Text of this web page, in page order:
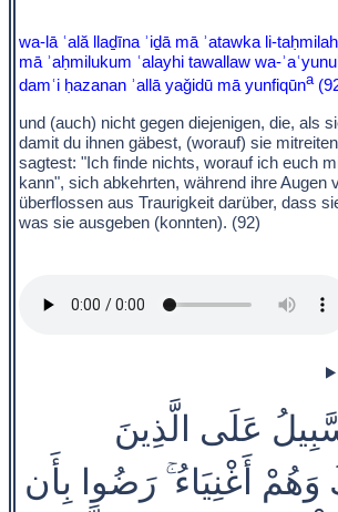
wa-lā ʿală llaḏīna ʾiḏā mā ʾatawka li-
mā ʾaḥmilukum ʿalayhi tawallaw wa-
damʿi ḥazanan ʾallā yaǧidū mā yunfiqūna
und (auch) nicht gegen diejenigen, die, als
damit du ihnen gäbest, (worauf) sie
sagtest: "Ich finde nichts, worauf ich euch
kann", sich abkehrten, während ihre Augen
überflossen aus Traurigkeit darüber, dass
was sie ausgeben (konnten). (92)
عَلَى الَّذِينَ
وَهُمْ أَغْنِيَاءُ ۚ رَضُوا بِأَن